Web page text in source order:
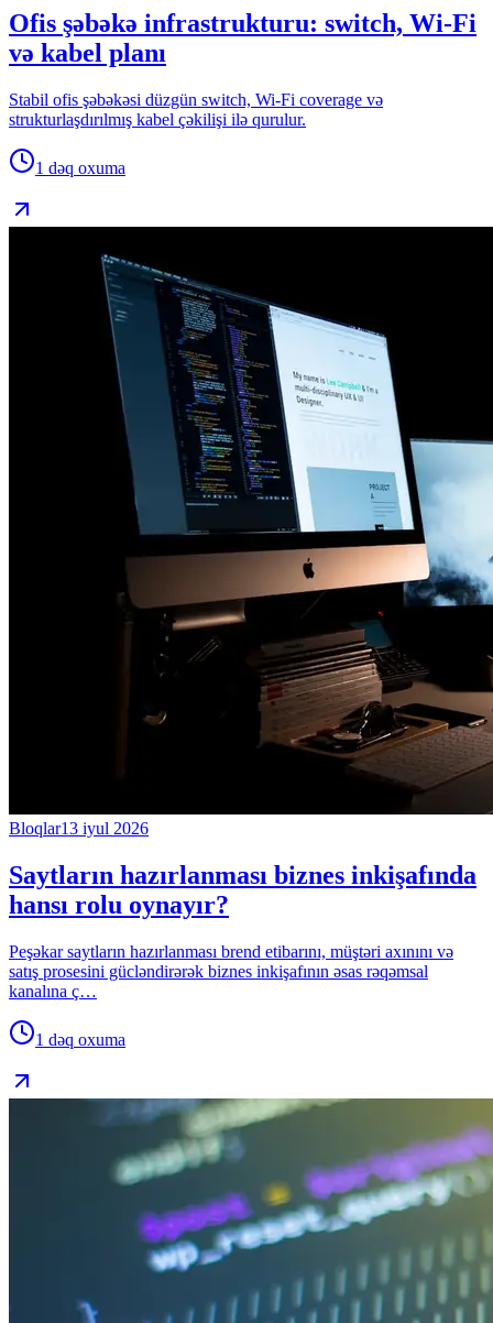
Ofis şəbəkə infrastrukturu: switch, Wi-Fi
və kabel planı
Stabil ofis şəbəkəsi düzgün switch, Wi-Fi coverage və
strukturlaşdırılmış kabel çəkilişi ilə qurulur.
1 dəq oxuma
Bloqlar13 iyul 2026
Saytların hazırlanması biznes inkişafında
hansı rolu oynayır?
Peşəkar saytların hazırlanması brend etibarını, müştəri axınını və
satış prosesini gücləndirərək biznes inkişafının əsas rəqəmsal
kanalına ç…
1 dəq oxuma